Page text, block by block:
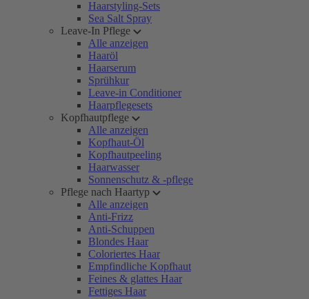
Haarstyling-Sets
Sea Salt Spray
Leave-In Pflege
Alle anzeigen
Haaröl
Haarserum
Sprühkur
Leave-in Conditioner
Haarpflegesets
Kopfhautpflege
Alle anzeigen
Kopfhaut-Öl
Kopfhautpeeling
Haarwasser
Sonnenschutz & -pflege
Pflege nach Haartyp
Alle anzeigen
Anti-Frizz
Anti-Schuppen
Blondes Haar
Coloriertes Haar
Empfindliche Kopfhaut
Feines & glattes Haar
Fettiges Haar